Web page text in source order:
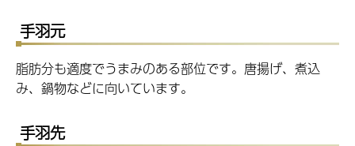
手羽元
脂肪分も適度でうまみのある部位です。唐揚げ、煮込
み、鍋物などに向いています。
手羽先